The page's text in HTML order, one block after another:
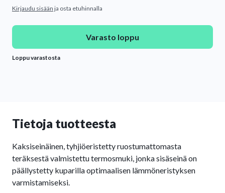
Kirjaudu sisään ja osta etuhinnalla
Varasto loppu
Loppu varastosta
Tietoja tuotteesta
Kaksiseinäinen, tyhjiöeristetty ruostumattomasta
teräksestä valmistettu termosmuki, jonka sisäseinä on
päällystetty kuparilla optimaalisen lämmöneristyksen
varmistamiseksi.